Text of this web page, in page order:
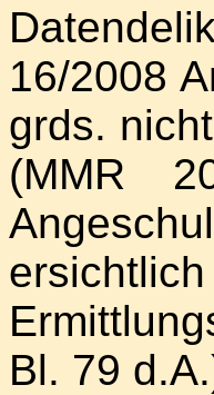
16/2008
grds.
(MMR
Bl. 79